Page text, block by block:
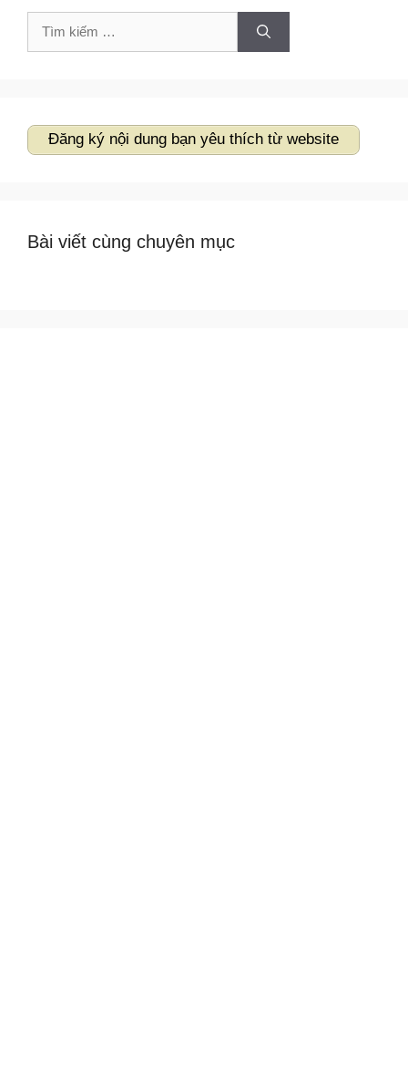
Tìm
Đăng ký nội dung bạn yêu thích từ website
Bài viết cùng chuyên mục